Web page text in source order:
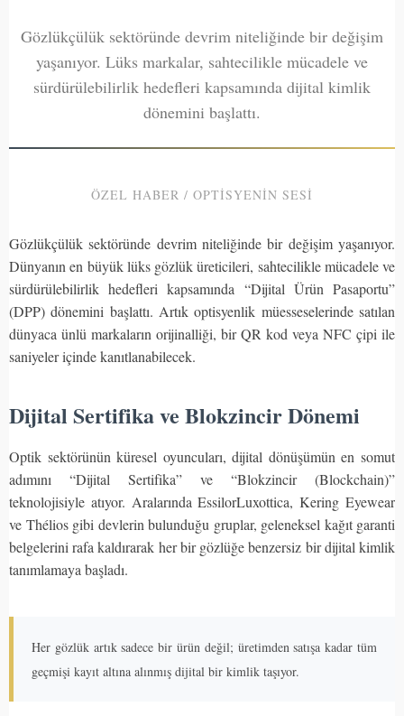
Gözlükçülük sektöründe devrim niteliğinde bir değişim
yaşanıyor. Lüks markalar, sahtecilikle mücadele ve
sürdürülebilirlik hedefleri kapsamında dijital kimlik
dönemini başlattı.
ÖZEL HABER / OPTİSYENİN SESİ
Gözlükçülük sektöründe devrim niteliğinde bir değişim yaşanıyor.
Dünyanın en büyük lüks gözlük üreticileri, sahtecilikle mücadele ve
sürdürülebilirlik hedefleri kapsamında “Dijital Ürün Pasaportu”
(DPP) dönemini başlattı. Artık optisyenlik müesseselerinde satılan
dünyaca ünlü markaların orijinalliği, bir QR kod veya NFC çipi ile
saniyeler içinde kanıtlanabilecek.
Dijital Sertifika ve Blokzincir Dönemi
Optik sektörünün küresel oyuncuları, dijital dönüşümün en somut
adımını “Dijital Sertifika” ve “Blokzincir (Blockchain)”
teknolojisiyle atıyor. Aralarında EssilorLuxottica, Kering Eyewear
ve Thélios gibi devlerin bulunduğu gruplar, geleneksel kağıt garanti
belgelerini rafa kaldırarak her bir gözlüğe benzersiz bir dijital kimlik
tanımlamaya başladı.
Her gözlük artık sadece bir ürün değil; üretimden satışa kadar tüm
geçmişi kayıt altına alınmış dijital bir kimlik taşıyor.